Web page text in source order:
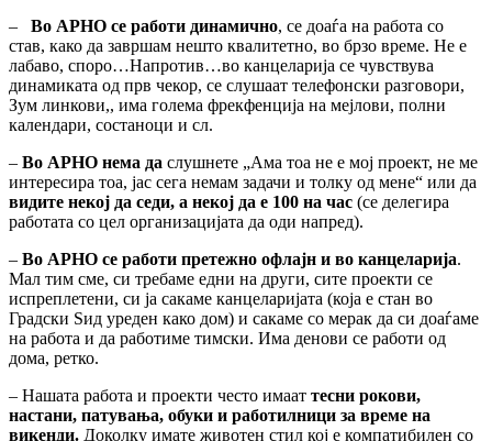
–
Во АРНО се работи динамично, се доаѓа на работа со
став, како да завршам нешто квалитетно, во брзо време. Не е
лабаво, споро…Напротив…во канцеларија се чувствува
динамиката од прв чекор, се слушаат телефонски разговори,
Зум линкови,, има голема фрекфенција на мејлови, полни
календари, состаноци и сл.
– Во АРНО нема да слушнете „Ама тоа не е мој проект, не ме
интересира тоа, јас сега немам задачи и толку од мене“ или да
видите некој да седи, а некој да е 100 на час (се делегира
работата со цел организацијата да оди напред).
– Во АРНО се работи претежно офлајн и во канцеларија.
Мал тим сме, си требаме едни на други, сите проекти се
испреплетени, си ја сакаме канцеларијата (која е стан во
Градски Ѕид уреден како дом) и сакаме со мерак да си доаѓаме
на работа и да работиме тимски. Има денови се работи од
дома, ретко.
– Нашата работа и проекти често имаат тесни рокови,
настани, патувања, обуки и работилници за време на
викенди. Доколку имате животен стил кој е компатибилен со